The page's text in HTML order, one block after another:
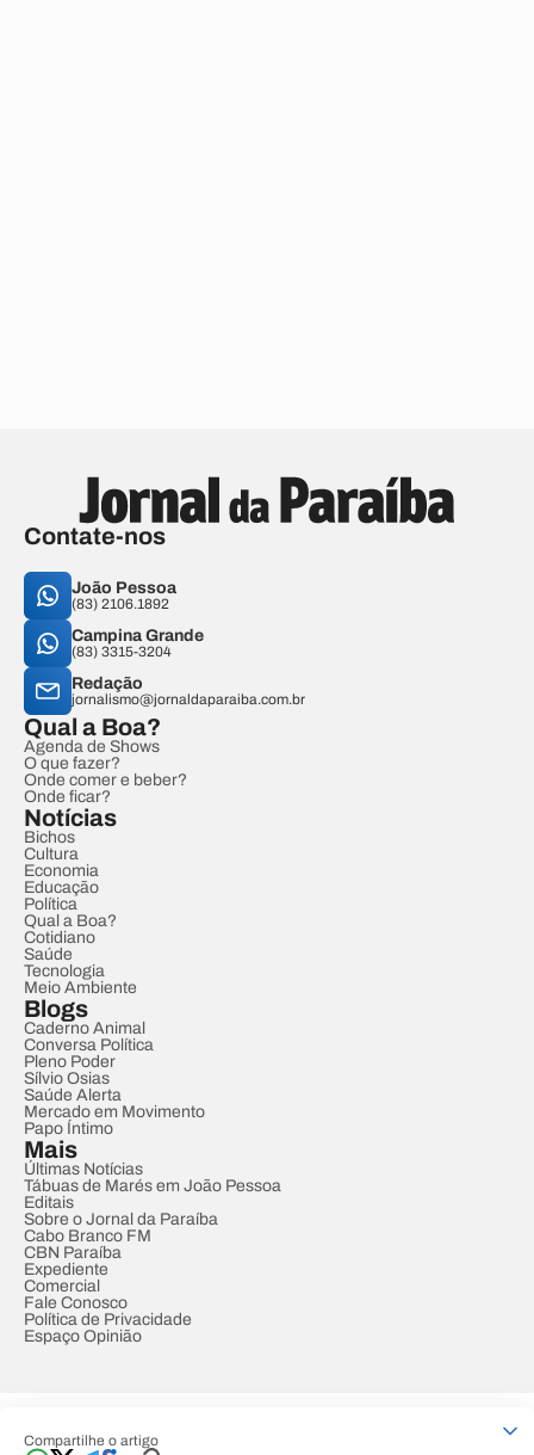
Compartilhe o artigo
Contate-nos
João Pessoa
(83) 2106.1892
Campina Grande
(83) 3315-3204
Redação
jornalismo@jornaldaparaiba.com.br
Qual a Boa?
Agenda de Shows
O que fazer?
Onde comer e beber?
Onde ficar?
Notícias
Bichos
Cultura
Economia
Educação
Política
Qual a Boa?
Cotidiano
Saúde
Tecnologia
Meio Ambiente
Blogs
Caderno Animal
Conversa Política
Pleno Poder
Sílvio Osias
Saúde Alerta
Mercado em Movimento
Papo Íntimo
Mais
Últimas Notícias
Tábuas de Marés em João Pessoa
Editais
Sobre o Jornal da Paraíba
Cabo Branco FM
CBN Paraíba
Expediente
Comercial
Fale Conosco
Política de Privacidade
Espaço Opinião